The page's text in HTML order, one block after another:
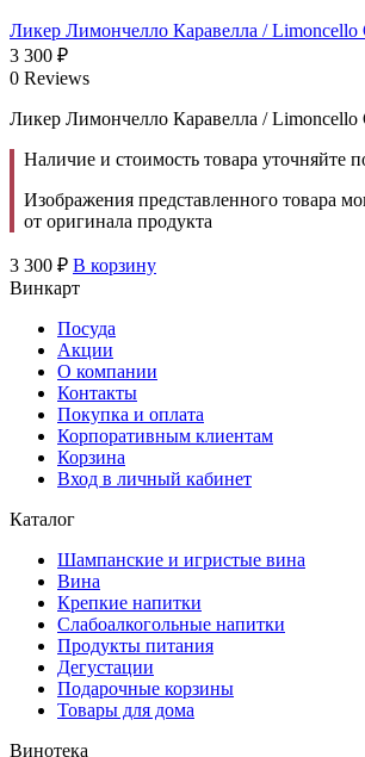
Ликер Лимончелло Каравелла / Limoncello
3 300 ₽
0 Reviews
Ликер Лимончелло Каравелла / Limoncello
Наличие и стоимость товара уточняйте
Изображения представленного товара
от оригинала продукта
3 300 ₽ В корзину
Винкарт
Посуда
Акции
О компании
Контакты
Покупка и оплата
Корпоративным клиентам
Корзина
Вход в личный кабинет
Каталог
Шампанские и игристые вина
Вина
Крепкие напитки
Слабоалкогольные напитки
Продукты питания
Дегустации
Подарочные корзины
Товары для дома
Винотека